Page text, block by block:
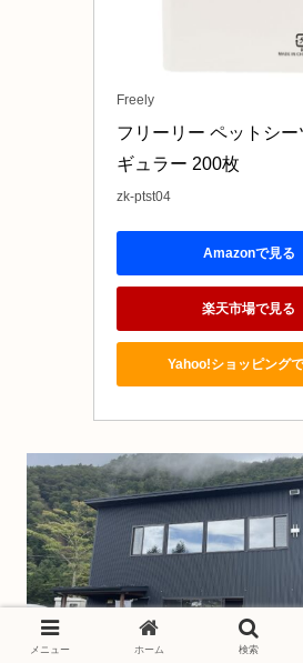
Freely
フリーリー ペットシー
ギュラー 200枚
zk-ptst04
Amazonで見る
楽天市場で見る
Yahoo!ショッピング
メニュー ホーム 検索